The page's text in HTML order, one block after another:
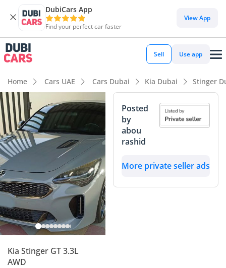
DubiCars App
Find your perfect car faster
View App
Sell Use app
Home Cars UAE Cars Dubai Kia Dubai Stinger
Kia Stinger GT 3.3L
AWD
Posted
by
abou
rashid
More private seller ads